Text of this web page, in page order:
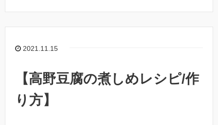
2021.11.15
【高野豆腐の煮しめレシピ/作
り方】